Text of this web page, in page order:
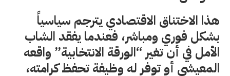
هذا الاختناق الاقتصادي يترجم سياسياً
بشكل فوري ومباشر، فعندما يفقد الشاب
الأمل في أن تغير “الورقة الانتخابية” واقعه
المعيشي أو توفر له وظيفة تحفظ كرامته،